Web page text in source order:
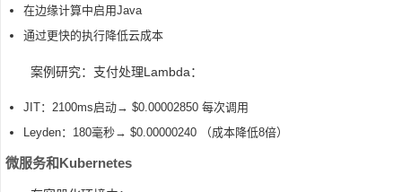
在边缘计算中启用Java
通过更快的执行降低云成本
案例研究：支付处理Lambda：
JIT：2100ms启动→ $0.00002850 每次调用
Leyden：180毫秒→ $0.00000240 （成本降低8倍）
微服务和Kubernetes